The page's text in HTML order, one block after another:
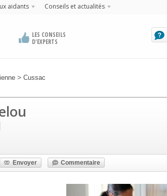
aidants Conseils et actualités
LES CONSEILS
D'EXPERTS
> Cussac
Envoyer Commentaire